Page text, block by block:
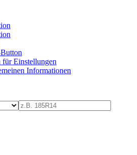
Einstellungen
Informationen